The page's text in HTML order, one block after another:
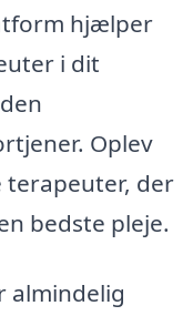
hjælper
i dit
Oplev
terapeuter, der
bedste pleje.
almindelig